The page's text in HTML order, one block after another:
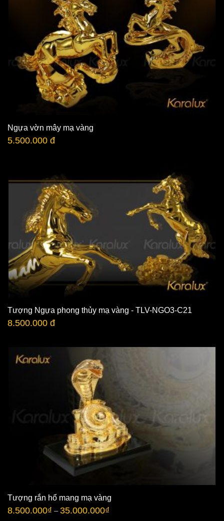
Ngựa vờn mây mạ vàng
5.500.000 đ
Tượng Ngựa phong thủy mạ vàng - TLV-NGO3-C21
8.500.000 đ
Tượng rắn hổ mang mạ vàng
8.500.000₫ –35.000.000₫